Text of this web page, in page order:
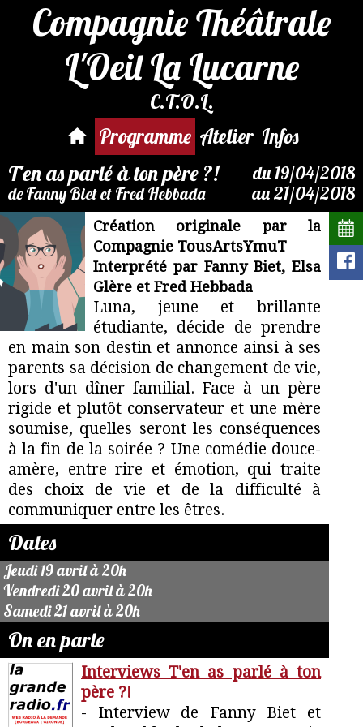
Compagnie Théâtrale
L'Oeil La Lucarne
C.T.O.L.
Programme Atelier Infos
T'en as parlé à ton père ?!
de Fanny Biet et Fred Hebbada
du 19/04/2018
au 21/04/2018
reservation@compagnie-
loeil.fr
Création originale par la
Compagnie TousArtsYmuT
Interprété par Fanny Biet, Elsa
Glère et Fred Hebbada
Luna, jeune et brillante
étudiante, décide de prendre
en main son destin et annonce ainsi à ses
parents sa décision de changement de vie,
lors d'un dîner familial. Face à un père
rigide et plutôt conservateur et une mère
soumise, quelles seront les conséquences
à la fin de la soirée ? Une comédie douce-
amère, entre rire et émotion, qui traite
des choix de vie et de la difficulté à
communiquer entre les êtres.
Dates
Jeudi 19 avril à 20h
Vendredi 20 avril à 20h
Samedi 21 avril à 20h
On en parle
Interviews T'en as parlé à ton
père ?!
- Interview de Fanny Biet et